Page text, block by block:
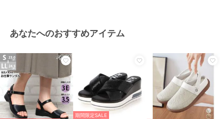
あなたへのおすすめアイテム
期間限定SALE